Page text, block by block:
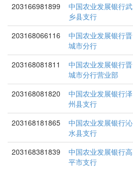
203166981899
中国农业发展银行武
乡县支行
203168066116
中国农业发展银行晋
城市分行
203168081811
中国农业发展银行晋
城市分行营业部
203168081820
中国农业发展银行泽
州县支行
203168181865
中国农业发展银行沁
水县支行
203168381839
中国农业发展银行高
平市支行